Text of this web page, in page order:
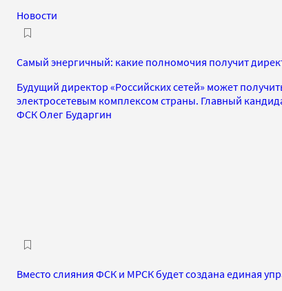
Новости
Самый энергичный: какие полномочия получит
Будущий директор «Российских сетей» может
электросетевым комплексом страны. Главный
ФСК Олег Бударгин
Вместо слияния ФСК и МРСК будет создана единая